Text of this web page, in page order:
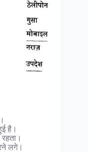
है।
लगे।